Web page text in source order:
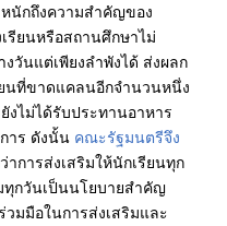
นักถึงความสำคัญของ
รียนหรือสถานศึกษาไม่
วันแต่เพียงลำพังได้ ส่งผลก
นที่ขาดแคลนอีกจำนวนหนึ่ง
งไม่ได้รับประทานอาหาร
าร ดังนั้น คณะรัฐมนตรีจึง
าการส่งเสริมให้นักเรียนทุก
กวันเป็นนโยบายสำคัญ
มมือในการส่งเสริมและ